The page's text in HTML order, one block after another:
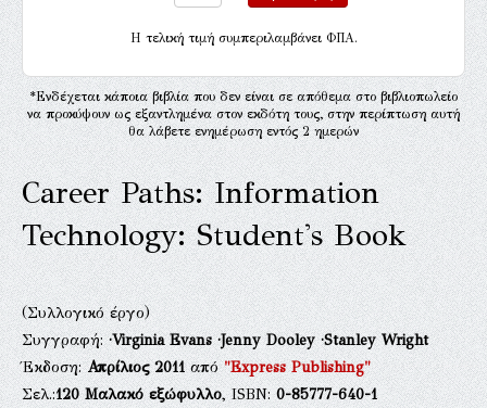
H τελική τιμή συμπεριλαμβάνει ΦΠΑ.
*Ενδέχεται κάποια βιβλία που δεν είναι σε απόθεμα στο βιβλιοπωλείο
να προκύψουν ως εξαντλημένα στον εκδότη τους, στην περίπτωση αυτή
θα λάβετε ενημέρωση εντός 2 ημερών
Career Paths: Information
Technology: Student's Book
(Συλλογικό έργο)
Συγγραφή:·Virginia Evans·Jenny Dooley·Stanley Wright
Έκδοση:Απρίλιος 2011από"Express Publishing"
Σελ.:120 Μαλακό εξώφυλλο, ISBN:0-85777-640-1